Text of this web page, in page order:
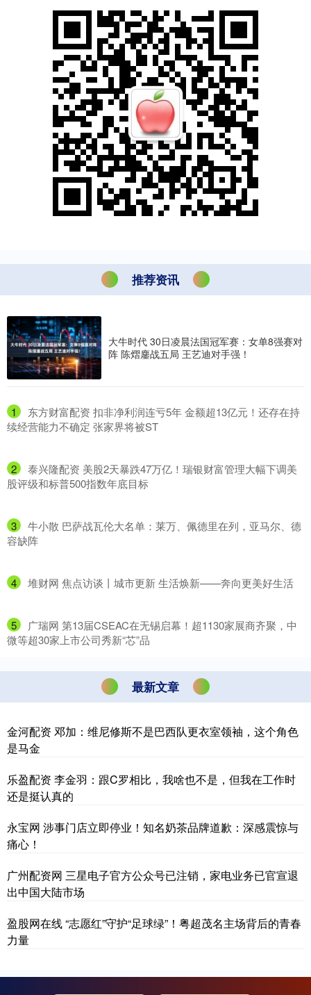
推荐资讯
大牛时代 30日凌晨法国冠军赛：女单8强赛对
阵 陈熠鏖战五局 王艺迪对手强！
1
​东方财富配资 扣非净利润连亏5年 金额超13亿元！还存在持
续经营能力不确定 张家界将被ST
2
​泰兴隆配资 美股2天暴跌47万亿！瑞银财富管理大幅下调美
股评级和标普500指数年底目标
3
​牛小散 巴萨战瓦伦大名单：莱万、佩德里在列，亚马尔、德
容缺阵
4 ​堆财网 焦点访谈丨城市更新 生活焕新——奔向更美好生活
5
​广瑞网 第13届CSEAC在无锡启幕！超1130家展商齐聚，中
微等超30家上市公司秀新“芯”品
最新文章
金河配资 邓加：维尼修斯不是巴西队更衣室领袖，这个角色
是马金
乐盈配资 李金羽：跟C罗相比，我啥也不是，但我在工作时
还是挺认真的
永宝网 涉事门店立即停业！知名奶茶品牌道歉：深感震惊与
痛心！
广州配资网 三星电子官方公众号已注销，家电业务已官宣退
出中国大陆市场
盈股网在线 “志愿红”守护“足球绿”！粤超茂名主场背后的青春
力量